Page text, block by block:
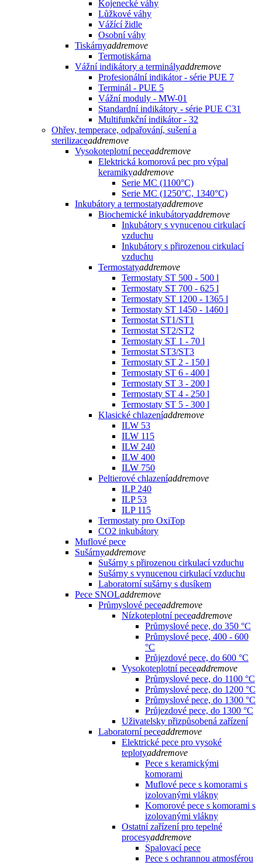
Kojenecké váhy
Lůžkové váhy
Vážící židle
Osobní váhy
Tiskárnyaddremove
Termotiskárna
Vážní indikátory a terminályaddremove
Profesionální indikátor - série PUE 7
Terminál - PUE 5
Vážní moduly - MW-01
Standardní indikátory - série PUE C31
Multifunkční indikátor - 32
Ohřev, temperace, odpařování, sušení a
sterilizaceaddremove
Vysokoteplotní peceaddremove
Elektrická komorová pec pro výpal
keramikyaddremove
Serie MC (1100°C)
Serie MC (1250°C, 1340°C)
Inkubátory a termostatyaddremove
Biochemické inkubátoryaddremove
Inkubátory s vynucenou cirkulací
vzduchu
Inkubátory s přirozenou cirkulací
vzduchu
Termostatyaddremove
Termostaty ST 500 - 500 l
Termostaty ST 700 - 625 l
Termostaty ST 1200 - 1365 l
Termostaty ST 1450 - 1460 l
Termostat ST1/ST1
Termostat ST2/ST2
Termostaty ST 1 - 70 l
Termostat ST3/ST3
Termostaty ST 2 - 150 l
Termostaty ST 6 - 400 l
Termostaty ST 3 - 200 l
Termostaty ST 4 - 250 l
Termostaty ST 5 - 300 l
Klasické chlazeníaddremove
ILW 53
ILW 115
ILW 240
ILW 400
ILW 750
Peltierové chlazeníaddremove
ILP 240
ILP 53
ILP 115
Termostaty pro OxiTop
CO2 inkubátory
Muflové pece
Sušárnyaddremove
Sušárny s přirozenou cirkulací vzduchu
Sušárny s vynucenou cirkulací vzduchu
Laboratorní sušárny s dusíkem
Pece SNOLaddremove
Průmyslové peceaddremove
Nízkoteplotní peceaddremove
Průmyslové pece, do 350 °C
Průmyslové pece, 400 - 600
°C
Průjezdové pece, do 600 °C
Vysokoteplotní peceaddremove
Průmyslové pece, do 1100 °C
Průmyslové pece, do 1200 °C
Průmyslové pece, do 1300 °C
Průjezdové pece, do 1300 °C
Uživatelsky přizpůsobená zařízení
Laboratorní peceaddremove
Elektrické pece pro vysoké
teplotyaddremove
Pece s keramickými
komorami
Muflové pece s komorami s
izolovanými vlákny
Komorové pece s komorami s
izolovanými vlákny
Ostatní zařízení pro tepelné
procesyaddremove
Spalovací pece
Pece s ochrannou atmosférou